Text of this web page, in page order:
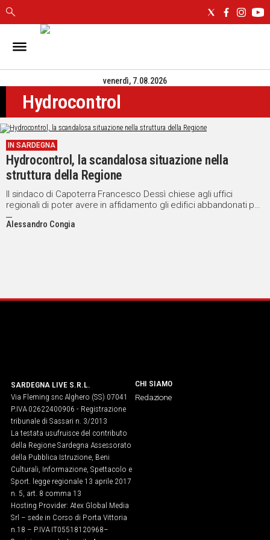
IN
CAGLIARI
SASSARI
NUORO
ORISTANO
SULCIS
GALLURA
OGLIASTRA
MEDIO
CAMPIDANO
ITALIA
VIDEO
Vai
UNISCITI
AL CANALE
WHATSAPP
venerdì, 7.08.2026
Hydrocontrol
IN SARDEGNA
Hydrocontrol, la scandalosa situazione nella
struttura della Regione
Il sindaco di Capoterra Francesco Dessì chiese agli uffici
regionali di poter avere in affidamento gli edifici abbandonati per
le associazioni di volontariato locali, ma tutto tace. Guardate il
VIDEO
Alessandro Congia
SARDEGNA LIVE S.R.L.
Via Fleming snc Alghero (SS) 07041
P.IVA 02622400906 - Registrazione
tribunale di Sassari n. 3/2013
La testata usufruisce del contributo
della Regione Sardegna Assessorato
della Pubblica Istruzione, Beni
Culturali, Informazione, Spettacolo e
Sport. legge regionale 13 aprile 2017
n. 5, art. 8 comma 13
Hosting Provider: Atex Global Media
Srl – sede in Corso di Porta Vittoria
n.18 – P.IVA IT05518120968​–
CHI SIAMO
Redazione